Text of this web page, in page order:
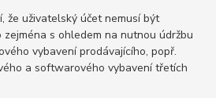
že uživatelský účet nemusí být
s ohledem na nutnou údržbu
vybavení prodávajícího, popř.
a softwarového vybavení třetích